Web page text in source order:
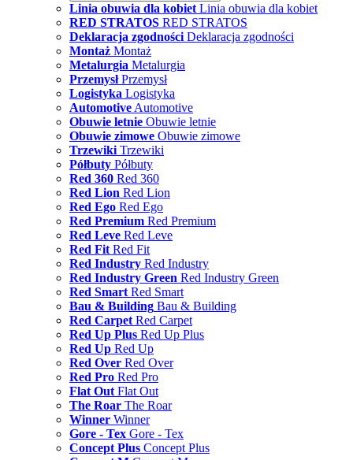
Linia obuwia dla kobiet Linia obuwia dla kobiet
RED STRATOS RED STRATOS
Deklaracja zgodności Deklaracja zgodności
Montaż Montaż
Metalurgia Metalurgia
Przemysł Przemysł
Logistyka Logistyka
Automotive Automotive
Obuwie letnie Obuwie letnie
Obuwie zimowe Obuwie zimowe
Trzewiki Trzewiki
Półbuty Półbuty
Red 360 Red 360
Red Lion Red Lion
Red Ego Red Ego
Red Premium Red Premium
Red Leve Red Leve
Red Fit Red Fit
Red Industry Red Industry
Red Industry Green Red Industry Green
Red Smart Red Smart
Bau & Building Bau & Building
Red Carpet Red Carpet
Red Up Plus Red Up Plus
Red Up Red Up
Red Over Red Over
Red Pro Red Pro
Flat Out Flat Out
The Roar The Roar
Winner Winner
Gore - Tex Gore - Tex
Concept Plus Concept Plus